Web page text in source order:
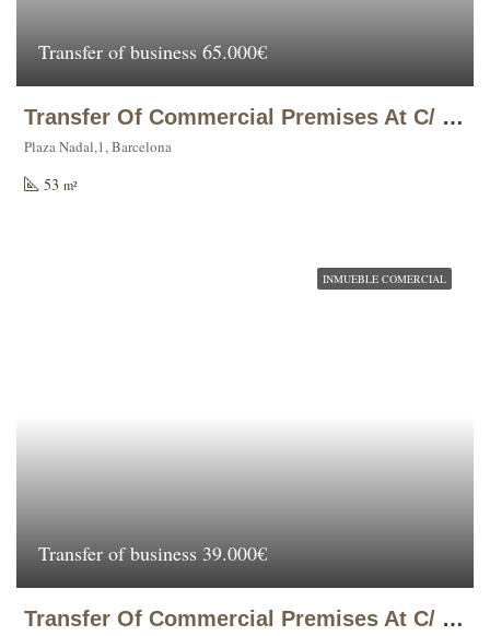
Transfer of business 65.000€
Transfer Of Commercial Premises At C/ Plaza Nadal, 1, Barcelona.
Plaza Nadal,1, Barcelona
53 m²
INMUEBLE COMERCIAL
Transfer of business 39.000€
Transfer Of Commercial Premises At C/ PUIGCERDA 265.